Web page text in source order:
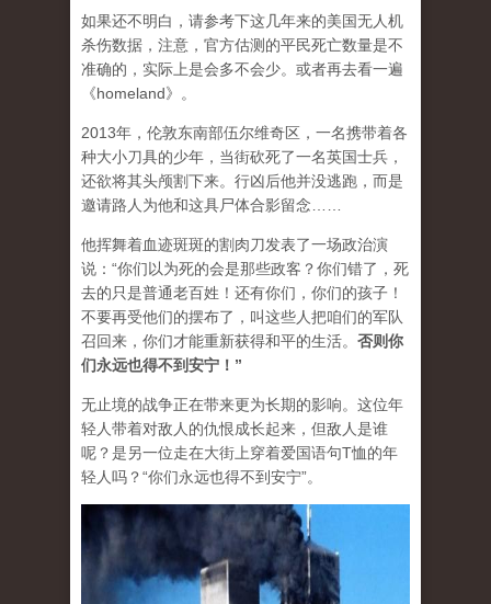
如果还不明白，请参考下这几年来的美国无人机
杀伤数据，注意，官方估测的平民死亡数量是不
准确的，实际上是会多不会少。或者再去看一遍
《homeland》。
2013年，伦敦东南部伍尔维奇区，一名携带着各
种大小刀具的少年，当街砍死了一名英国士兵，
还欲将其头颅割下来。行凶后他并没逃跑，而是
邀请路人为他和这具尸体合影留念……
他挥舞着血迹斑斑的割肉刀发表了一场政治演
说：“你们以为死的会是那些政客？你们错了，死
去的只是普通老百姓！还有你们，你们的孩子！
不要再受他们的摆布了，叫这些人把咱们的军队
召回来，你们才能重新获得和平的生活。 否则你
们永远也得不到安宁 ！”
无止境的战争正在带来更为长期的影响。这位年
轻人带着对敌人的仇恨成长起来，但敌人是谁
呢？是另一位走在大街上穿着爱国语句T恤的年
轻人吗？“你们永远也得不到安宁”。